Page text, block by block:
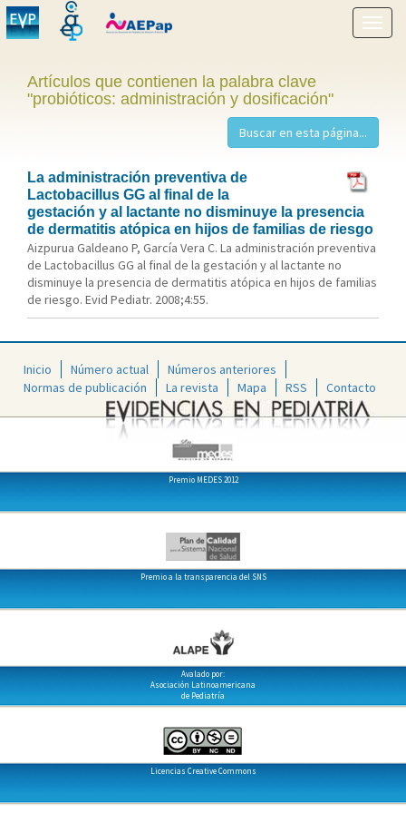
menú
Artículos que contienen la palabra clave
"probióticos: administración y dosificación"
La administración preventiva de
Lactobacillus GG al final de la
gestación y al lactante no disminuye la presencia
de dermatitis atópica en hijos de familias de riesgo
Aizpurua Galdeano P, García Vera C. La administración preventiva
de Lactobacillus GG al final de la gestación y al lactante no
disminuye la presencia de dermatitis atópica en hijos de familias
de riesgo. Evid Pediatr. 2008;4:55.
Inicio Número actual
Números anteriores
Normas de publicación
La revista Mapa RSS Contacto
Premio MEDES 2012
Premio a la transparencia del SNS
Avalado por:
Asociación Latinoamericana
de Pediatría
Licencias Creative Commons